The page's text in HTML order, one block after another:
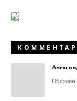
Обожаю